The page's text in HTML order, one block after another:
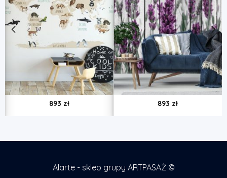
893 zł 893 zł
Alarte - sklep grupy ARTPASAŻ ©